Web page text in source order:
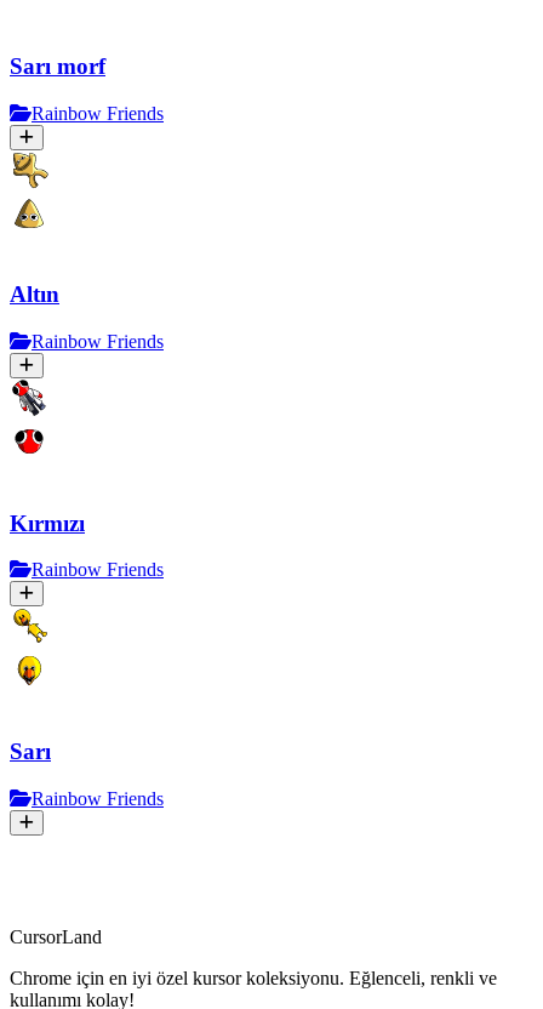
Sarı morf
Rainbow Friends
Altın
Rainbow Friends
Kırmızı
Rainbow Friends
Sarı
Rainbow Friends
CursorLand
Chrome için en iyi özel kursor koleksiyonu. Eğlenceli, renkli ve
kullanımı kolay!